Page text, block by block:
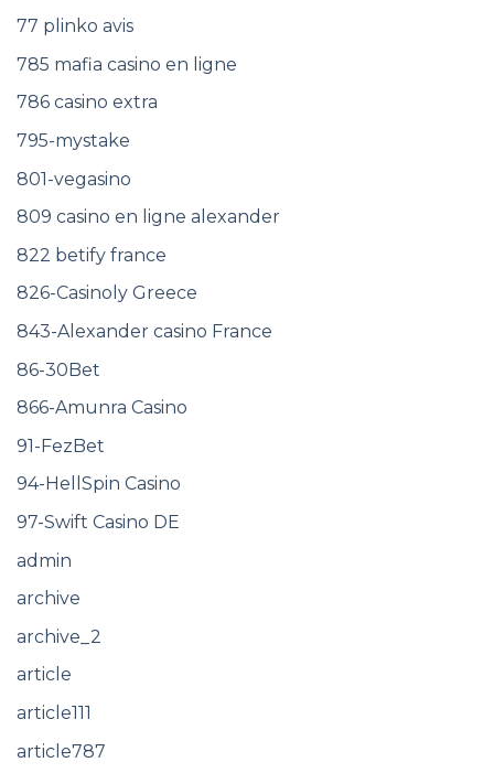
77 plinko avis
785 mafia casino en ligne
786 casino extra
795-mystake
801-vegasino
809 casino en ligne alexander
822 betify france
826-Casinoly Greece
843-Alexander casino France
86-30Bet
866-Amunra Casino
91-FezBet
94-HellSpin Casino
97-Swift Casino DE
admin
archive
archive_2
article
article111
article787